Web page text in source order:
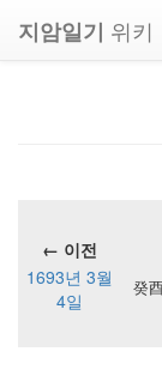
지암일기 위키
← 이전
1693년 3월
4일
癸